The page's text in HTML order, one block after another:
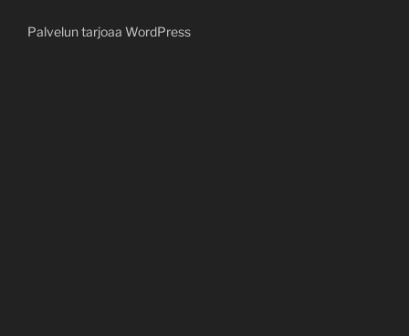
Palvelun tarjoaa WordPress